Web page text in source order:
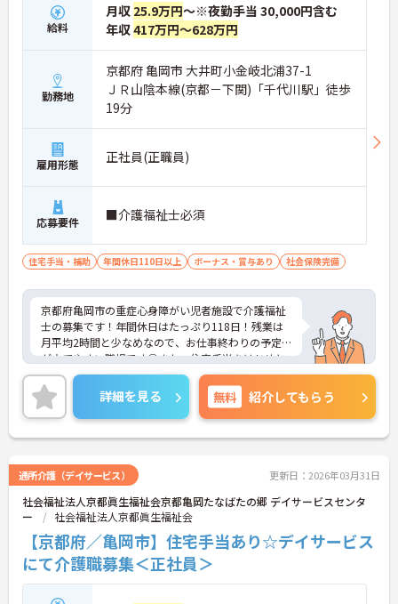
給料
月収 25.9万円～※夜勤手当 30,000円含む
年収417万円～628万円
勤務地
京都府 亀岡市 大井町小金岐北浦37-1
ＪＲ山陰本線(京都－下関)「千代川駅」徒歩
19分
雇用形態 正社員(正職員)
応募要件 ■介護福祉士必須
住宅手当・補助 年間休日110日以上 ボーナス・賞与あり 社会保険完備
京都府亀岡市の重症心身障がい児者施設で介護福祉
士の募集です！年間休日はたっぷり118日！残業は
月平均2時間と少なめなので、お仕事終わりの予定
が立てやすい職場です◎また、住宅手当をはじめと
した各種手当に加え、昇給や計4.65ヵ月分の賞与実
績ありで待遇面もばっちり！あなたの頑張りがしっ
かり評価されます♪ご興味のある方は面接ポイント
をお伝えしますので、お気軽にご連絡ください！
詳細を見る 無料 紹介してもらう
通所介護（デイサービス） 更新日：2026年03月31日
社会福祉法人京都眞生福祉会京都亀岡たなばたの郷 デイサービスセンタ
ー
社会福祉法人京都眞生福祉会
【京都府／亀岡市】住宅手当あり☆デイサービス
にて介護職募集＜正社員＞